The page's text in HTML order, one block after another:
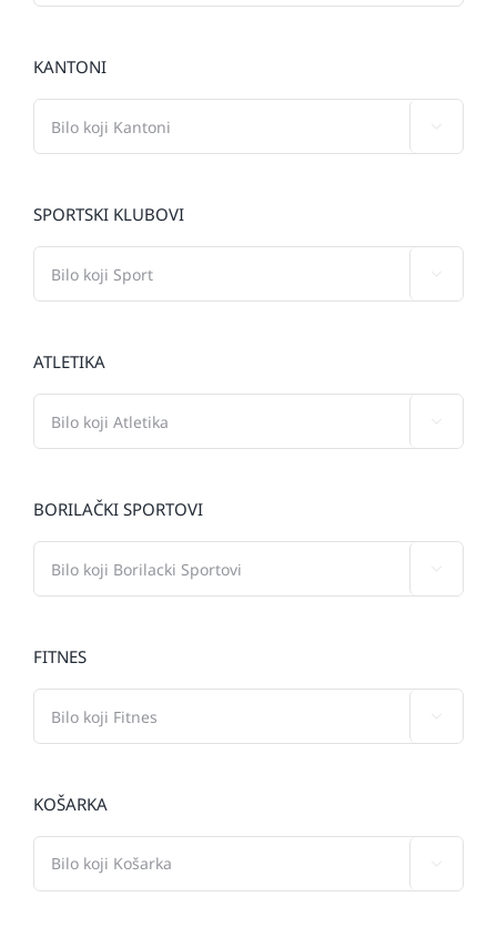
KANTONI
SPORTSKI KLUBOVI
ATLETIKA
BORILAČKI SPORTOVI
FITNES
KOŠARKA